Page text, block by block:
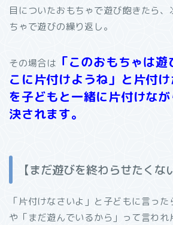
目についたおもちゃで遊び飽きたら
ちゃで遊びの繰り返し。
その場合は 「このおもちゃは
こに片付けようね」と片付
を子どもと一緒に片付けな
決されます。
【まだ遊びを終わらせたくな
「片付けなさいよ」と子どもに言った
や「まだ遊んでいるから」って言わ